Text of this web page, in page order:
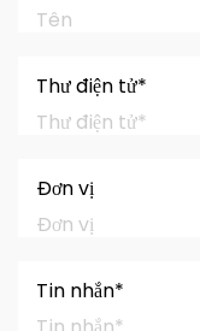
Thư điện tử*
Đơn vị
Tin nhắn*